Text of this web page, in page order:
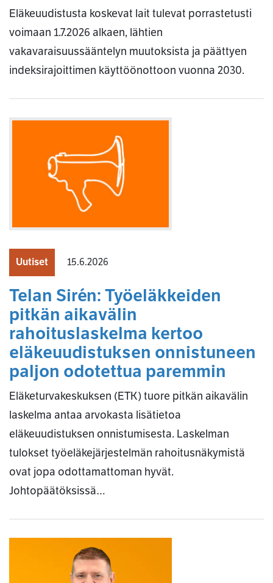
Eläkeuudistusta koskevat lait tulevat porrastetusti
voimaan 1.7.2026 alkaen, lähtien
vakavaraisuussääntelyn muutoksista ja päättyen
indeksirajoittimen käyttöönottoon vuonna 2030.
Uutiset 15.6.2026
Telan Sirén: Työeläkkeiden
pitkän aikavälin
rahoituslaskelma kertoo
eläkeuudistuksen onnistuneen
paljon odotettua paremmin
Eläketurvakeskuksen (ETK) tuore pitkän aikavälin
laskelma antaa arvokasta lisätietoa
eläkeuudistuksen onnistumisesta. Laskelman
tulokset työeläkejärjestelmän rahoitusnäkymistä
ovat jopa odottamattoman hyvät.
Johtopäätöksissä…